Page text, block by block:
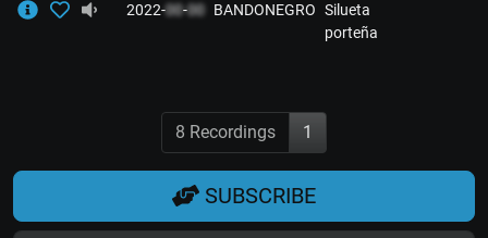
2022-00-00 BANDONEGRO Silueta
porteña
8 Recordings 1
SUBSCRIBE